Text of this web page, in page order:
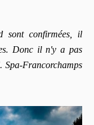
sont confirmées, il
Donc il n'y a pas
Spa-Francorchamps